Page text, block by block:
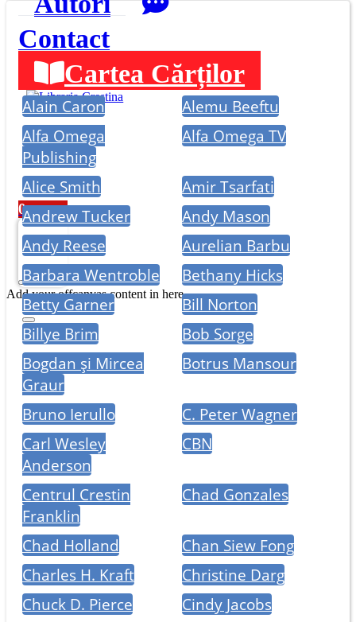
Contact
Cartea Cărților
0
Add your offcanvas content in here
Alți autori:
Alain Caron
Alemu Beeftu
Alfa Omega
Publishing
Alfa Omega TV
Alice Smith
Amir Tsarfati
Andrew Tucker
Andy Mason
Andy Reese
Aurelian Barbu
Barbara Wentroble
Bethany Hicks
Betty Garner
Bill Norton
Billye Brim
Bob Sorge
Bogdan și Mircea
Graur
Botrus Mansour
Bruno Ierullo
C. Peter Wagner
Carl Wesley
Anderson
CBN
Centrul Crestin
Franklin
Chad Gonzales
Chad Holland
Chan Siew Fong
Charles H. Kraft
Christine Darg
Chuck D. Pierce
Cindy Jacobs